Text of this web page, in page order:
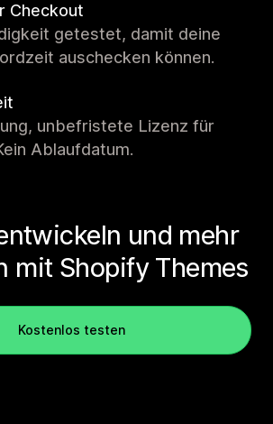
Checkout
getestet, damit deine
auschecken können.
unbefristete Lizenz für
Ablaufdatum.
und mehr
mit Shopify Themes
Kostenlos testen